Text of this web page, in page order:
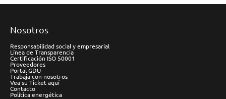
Nosotros
Responsabilidad social y empresarial
Línea de Transparencia
Certificación ISO 50001
Proveedores
Portal GDU
Trabaja con nosotros
Vea su Ticket aquí
Contacto
Política energética